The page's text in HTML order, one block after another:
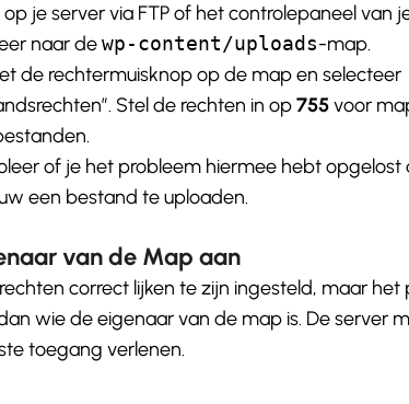
op je server via FTP of het controlepaneel van
naar dewp-content/uploads-map.
de rechtermuisknop op de map en selecteer
Stel de rechten in op755voor
of je het probleem hiermee hebt opgelost
een bestand te uploaden.
van de Map aan
correct lijken te zijn ingesteld, maar het
wie de eigenaar van de map is. De server
toegang verlenen.